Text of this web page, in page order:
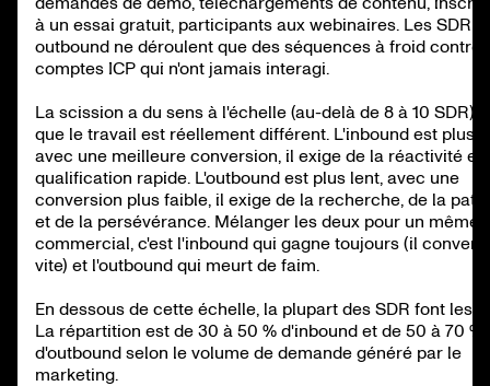
à un essai gratuit, participants aux webinaires. Les SDR
outbound ne déroulent que des séquences à froid contre
comptes ICP qui n'ont jamais interagi.
La scission a du sens à l'échelle (au-delà de 8 à 10 SDR)
que le travail est réellement différent. L'inbound est plus
avec une meilleure conversion, il exige de la réactivité et
qualification rapide. L'outbound est plus lent, avec une
conversion plus faible, il exige de la recherche, de la
et de la persévérance. Mélanger les deux pour un même
commercial, c'est l'inbound qui gagne toujours (il
vite) et l'outbound qui meurt de faim.
En dessous de cette échelle, la plupart des SDR font les
La répartition est de 30 à 50 % d'inbound et de 50 à 70 %
d'outbound selon le volume de demande généré par le
marketing.